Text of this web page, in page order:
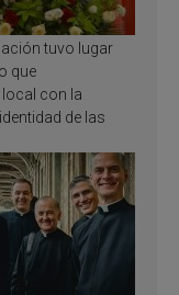
tuvo lugar
que
con la
de las